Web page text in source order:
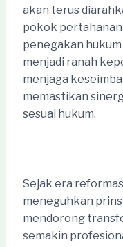
akan terus
pokok
penegakan
menjadi ranah
menjaga
memastikan
sesuai hukum.
Sejak era
meneguhkan
mendorong
semakin